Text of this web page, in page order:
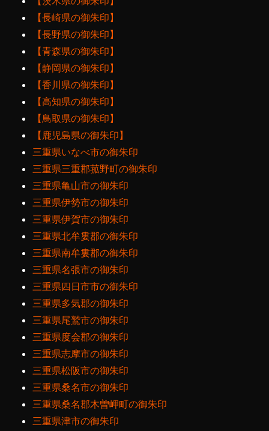
【長崎県の御朱印】
【長野県の御朱印】
【青森県の御朱印】
【静岡県の御朱印】
【香川県の御朱印】
【高知県の御朱印】
【鳥取県の御朱印】
【鹿児島県の御朱印】
三重県いなべ市の御朱印
三重県三重郡菰野町の御朱印
三重県亀山市の御朱印
三重県伊勢市の御朱印
三重県伊賀市の御朱印
三重県北牟婁郡の御朱印
三重県南牟婁郡の御朱印
三重県名張市の御朱印
三重県四日市市の御朱印
三重県多気郡の御朱印
三重県尾鷲市の御朱印
三重県度会郡の御朱印
三重県志摩市の御朱印
三重県松阪市の御朱印
三重県桑名市の御朱印
三重県桑名郡木曽岬町の御朱印
三重県津市の御朱印